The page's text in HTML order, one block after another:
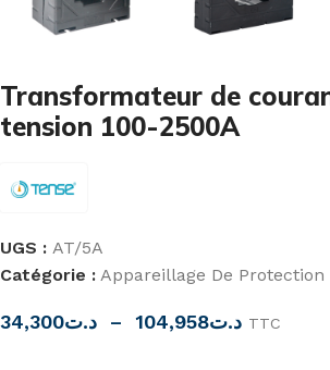
Transformateur de
tension 100-2500A
UGS : AT/5A
Catégorie : Appareillage De
د.ت34,300 – د.ت104,958 TTC